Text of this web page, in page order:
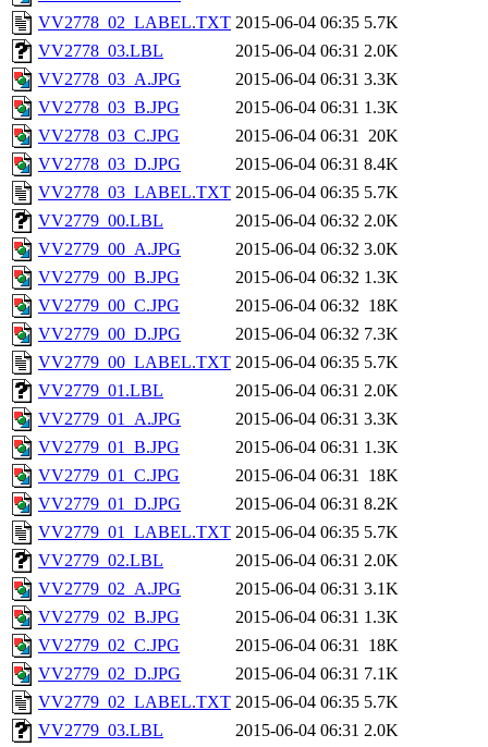
VV2778_02_LABEL.TXT 2015-06-04 06:35 5.7K
VV2778_03.LBL
2015-06-04 06:31 2.0K
VV2778_03_A.JPG
2015-06-04 06:31 3.3K
VV2778_03_B.JPG
2015-06-04 06:31 1.3K
VV2778_03_C.JPG
2015-06-04 06:31 20K
VV2778_03_D.JPG
2015-06-04 06:31 8.4K
VV2778_03_LABEL.TXT 2015-06-04 06:35 5.7K
VV2779_00.LBL
2015-06-04 06:32 2.0K
VV2779_00_A.JPG
2015-06-04 06:32 3.0K
VV2779_00_B.JPG
2015-06-04 06:32 1.3K
VV2779_00_C.JPG
2015-06-04 06:32 18K
VV2779_00_D.JPG
2015-06-04 06:32 7.3K
VV2779_00_LABEL.TXT 2015-06-04 06:35 5.7K
VV2779_01.LBL
2015-06-04 06:31 2.0K
VV2779_01_A.JPG
2015-06-04 06:31 3.3K
VV2779_01_B.JPG
2015-06-04 06:31 1.3K
VV2779_01_C.JPG
2015-06-04 06:31 18K
VV2779_01_D.JPG
2015-06-04 06:31 8.2K
VV2779_01_LABEL.TXT 2015-06-04 06:35 5.7K
VV2779_02.LBL
2015-06-04 06:31 2.0K
VV2779_02_A.JPG
2015-06-04 06:31 3.1K
VV2779_02_B.JPG
2015-06-04 06:31 1.3K
VV2779_02_C.JPG
2015-06-04 06:31 18K
VV2779_02_D.JPG
2015-06-04 06:31 7.1K
VV2779_02_LABEL.TXT 2015-06-04 06:35 5.7K
VV2779_03.LBL
2015-06-04 06:31 2.0K